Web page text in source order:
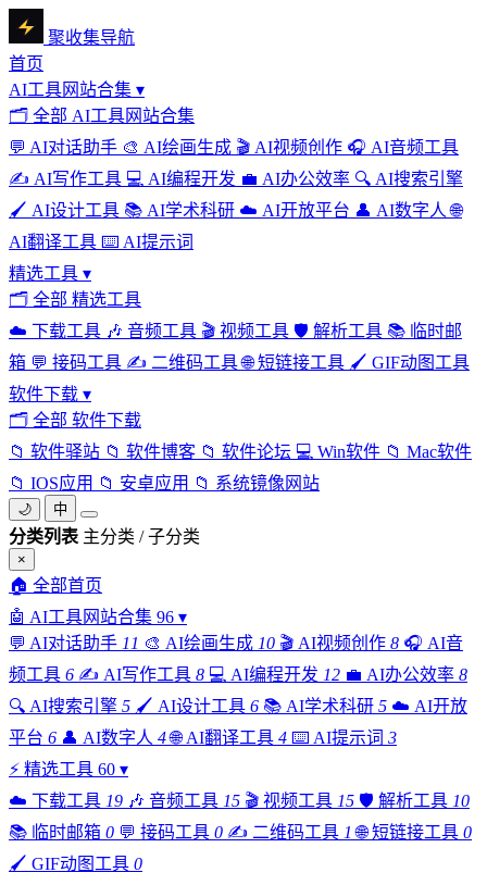
聚收集导航
首页
AI工具网站合集 ▾
🗂 全部 AI工具网站合集
💬 AI对话助手 🎨 AI绘画生成 🎬 AI视频创作 🎧 AI音频工具
✍️ AI写作工具 💻 AI编程开发 💼 AI办公效率 🔍 AI搜索引擎
🖌️ AI设计工具 📚 AI学术科研 ☁️ AI开放平台 👤 AI数字人 🌐
AI翻译工具 ⌨️ AI提示词
精选工具 ▾
🗂 全部 精选工具
☁️ 下载工具 🎶 音频工具 🎬 视频工具 🛡️ 解析工具 📚 临时邮
箱 💬 接码工具 ✍️ 二维码工具 🌐 短链接工具 🖌️ GIF动图工具
软件下载 ▾
🗂 全部 软件下载
📁 软件驿站 📁 软件博客 📁 软件论坛 💻 Win软件 📁 Mac软件
📁 IOS应用 📁 安卓应用 📁 系统镜像网站
🌙 中
分类列表 主分类 / 子分类
×
🏠 全部首页
🤖 AI工具网站合集 96 ▾
💬 AI对话助手 11 🎨 AI绘画生成 10 🎬 AI视频创作 8 🎧 AI音
频工具 6 ✍️ AI写作工具 8 💻 AI编程开发 12 💼 AI办公效率 8
🔍 AI搜索引擎 5 🖌️ AI设计工具 6 📚 AI学术科研 5 ☁️ AI开放
平台 6 👤 AI数字人 4 🌐 AI翻译工具 4 ⌨️ AI提示词 3
⚡ 精选工具 60 ▾
☁️ 下载工具 19 🎶 音频工具 15 🎬 视频工具 15 🛡️ 解析工具 10
📚 临时邮箱 0 💬 接码工具 0 ✍️ 二维码工具 1 🌐 短链接工具 0
🖌️ GIF动图工具 0